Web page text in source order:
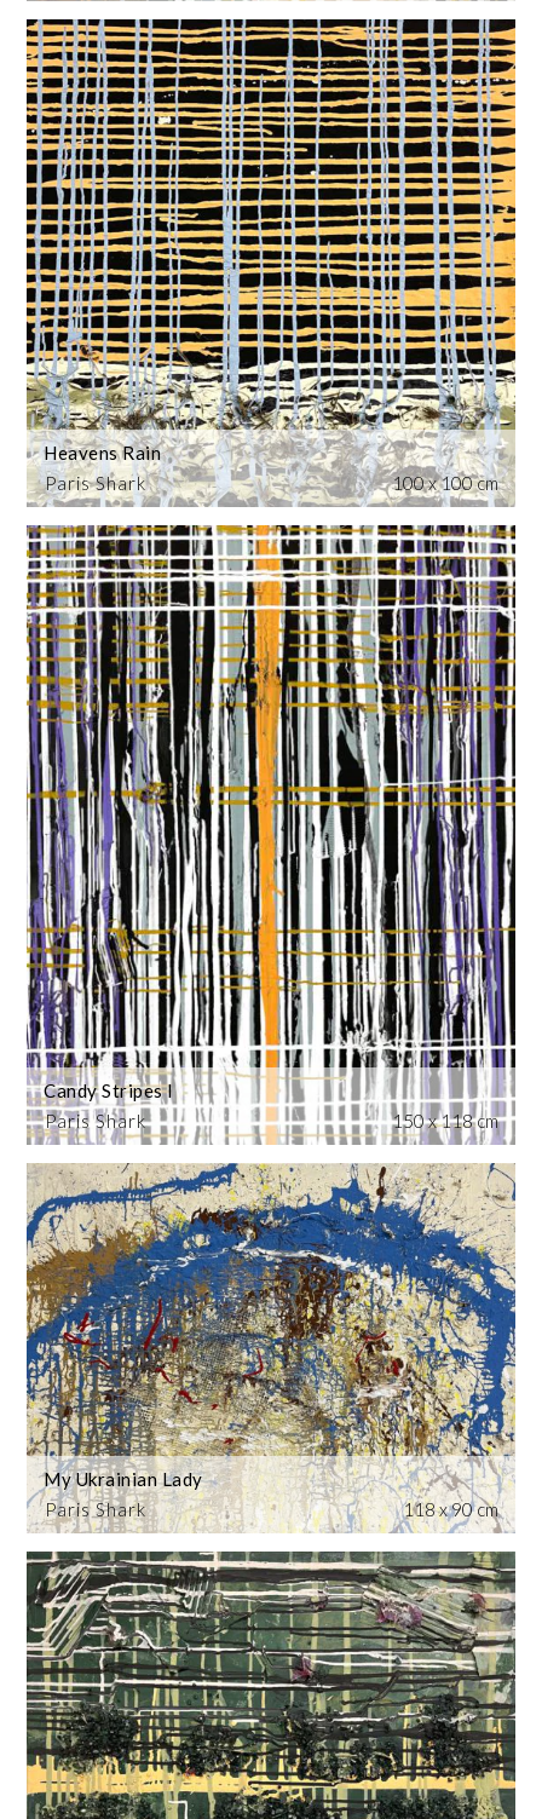
Paris Shark
Heavens Rain
100 x 100 cm
Paris Shark
Candy Stripes I
150 x 118 cm
Paris Shark
My Ukrainian Lady
118 x 90 cm